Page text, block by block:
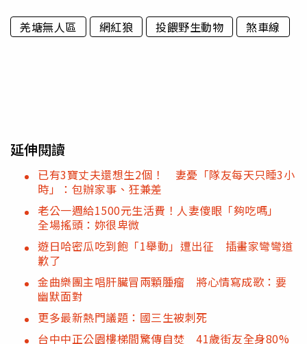
羌塘無人區 網紅狼 投餵野生動物 煞車線
延伸閱讀
已有3寶丈夫還想生2個！ 妻憂「隊友每天只睡3小
時」：包辦家事、狂兼差
老公一週給1500元生活費！人妻傻眼「夠吃嗎」
全場搖頭：妳很卑微
遊日哈密瓜吃到飽「1舉動」遭出征 插畫家彎彎道
歉了
金曲樂團主唱肝臟冒兩顆腫瘤 將心情寫成歌：要
幽默面對
更多最新熱門議題：國三生被刺死
台中中正公園樓梯間驚傳自焚 41歲街友全身80%